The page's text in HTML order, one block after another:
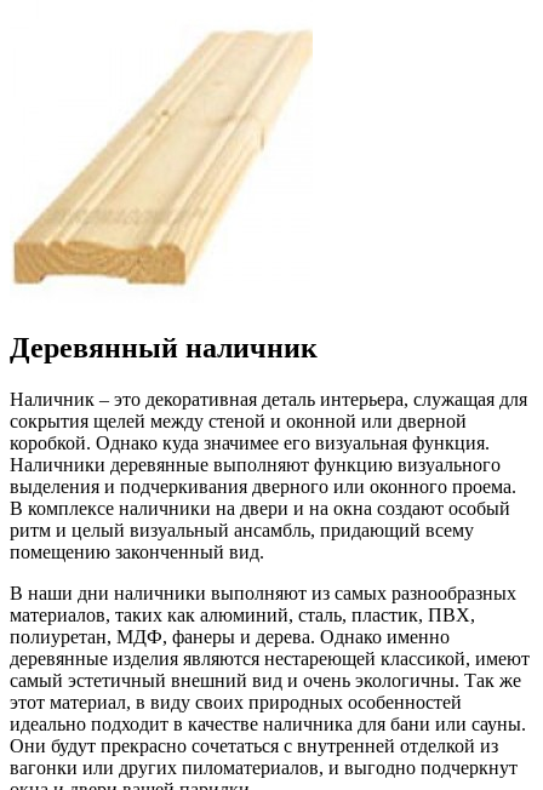
Деревянный наличник
Наличник – это декоративная деталь интерьера, служащая для
сокрытия щелей между стеной и оконной или дверной
коробкой. Однако куда значимее его визуальная функция.
Наличники деревянные выполняют функцию визуального
выделения и подчеркивания дверного или оконного проема.
В комплексе наличники на двери и на окна создают особый
ритм и целый визуальный ансамбль, придающий всему
помещению законченный вид.
В наши дни наличники выполняют из самых разнообразных
материалов, таких как алюминий, сталь, пластик, ПВХ,
полиуретан, МДФ, фанеры и дерева. Однако именно
деревянные изделия являются нестареющей классикой, имеют
самый эстетичный внешний вид и очень экологичны. Так же
этот материал, в виду своих природных особенностей
идеально подходит в качестве наличника для бани или сауны.
Они будут прекрасно сочетаться с внутренней отделкой из
вагонки или других пиломатериалов, и выгодно подчеркнут